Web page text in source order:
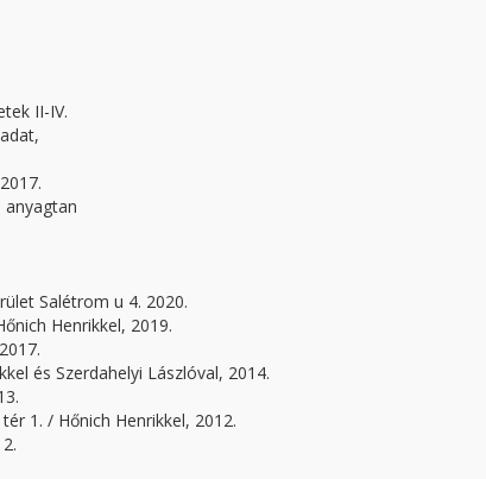
II-IV.
anyagtan
Salétrom u 4. 2020.
Henrikkel, 2019.
és Szerdahelyi Lászlóval, 2014.
1. / Hőnich Henrikkel, 2012.